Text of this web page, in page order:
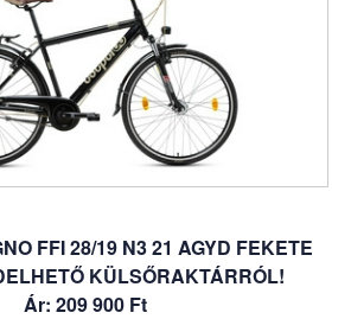
FFI 28/19 N3 21 AGYD FEKETE
KÜLSŐRAKTÁRRÓL!
Ár: 209 900 Ft